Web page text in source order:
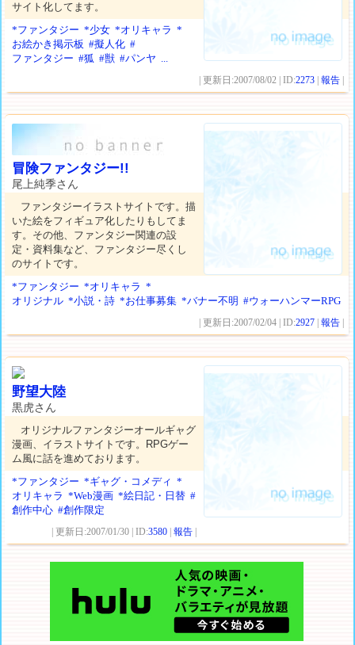
サイト化してます。
*ファンタジー *少女 *オリキャラ *
お絵かき掲示板 #擬人化 #
ファンタジー #狐 #獣 #パンヤ ...
| 更新日:2007/08/02 | ID:2273 |報告
冒険ファンタジー!!
尾上純季さん
ファンタジーイラストサイトです。描
いた絵をフィギュア化したりもしてま
す。その他、ファンタジー関連の設
定・資料集など、ファンタジー尽くし
のサイトです。
*ファンタジー *オリキャラ *
オリジナル *小説・詩 *お仕事募集 *バナー不明 #ウォーハンマーRPG
| 更新日:2007/02/04 | ID:2927 |報告
野望大陸
黒虎さん
オリジナルファンタジーオールギャグ
漫画、イラストサイトです。RPGゲー
ム風に話を進めております。
*ファンタジー *ギャグ・コメディ *
オリキャラ *Web漫画 *絵日記・日替 #
創作中心 #創作限定
| 更新日:2007/01/30 | ID:3580 |報告